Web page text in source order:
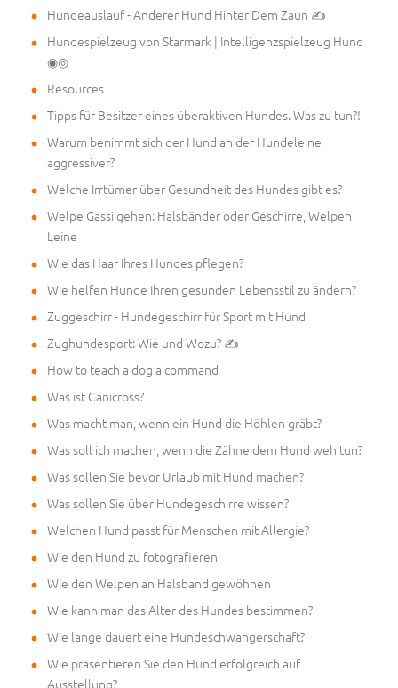
Hundeauslauf - Anderer Hund Hinter Dem Zaun ✍
Hundespielzeug von Starmark | Intelligenzspielzeug Hund
◉◎
Resources
Tipps für Besitzer eines überaktiven Hundes. Was zu tun?!
Warum benimmt sich der Hund an der Hundeleine
aggressiver?
Welche Irrtümer über Gesundheit des Hundes gibt es?
Welpe Gassi gehen: Halsbänder oder Geschirre, Welpen
Leine
Wie das Haar Ihres Hundes pflegen?
Wie helfen Hunde Ihren gesunden Lebensstil zu ändern?
Zuggeschirr - Hundegeschirr für Sport mit Hund
Zughundesport: Wie und Wozu? ✍
How to teach a dog a command
Was ist Canicross?
Was macht man, wenn ein Hund die Höhlen gräbt?
Was soll ich machen, wenn die Zähne dem Hund weh tun?
Was sollen Sie bevor Urlaub mit Hund machen?
Was sollen Sie über Hundegeschirre wissen?
Welchen Hund passt für Menschen mit Allergie?
Wie den Hund zu fotografieren
Wie den Welpen an Halsband gewöhnen
Wie kann man das Alter des Hundes bestimmen?
Wie lange dauert eine Hundeschwangerschaft?
Wie präsentieren Sie den Hund erfolgreich auf
Ausstellung?